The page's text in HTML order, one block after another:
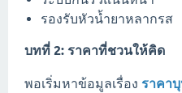
รองรับหัวน้ำยาหลากรส
บทที่ 2: ราคาที่ชวนให้คิด
พอเริ่มหาข้อมูลเรื่อง ราคา